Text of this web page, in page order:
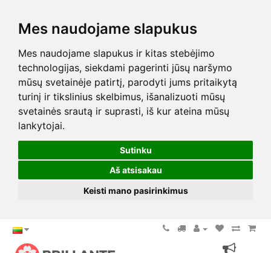
Mes naudojame slapukus
Mes naudojame slapukus ir kitas stebėjimo
technologijas, siekdami pagerinti jūsų naršymo
mūsų svetainėje patirtį, parodyti jums pritaikytą
turinį ir tikslinius skelbimus, išanalizuoti mūsų
svetainės srautą ir suprasti, iš kur ateina mūsų
lankytojai.
Sutinku
Aš atsisakau
Keisti mano pasirinkimus